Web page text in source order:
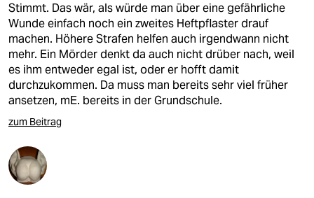
Stimmt. Das wär, als würde man über eine gefährliche
Wunde einfach noch ein zweites Heftpflaster drauf
machen. Höhere Strafen helfen auch irgendwann nicht
mehr. Ein Mörder denkt da auch nicht drüber nach, weil
es ihm entweder egal ist, oder er hofft damit
durchzukommen. Da muss man bereits sehr viel früher
ansetzen, mE. bereits in der Grundschule.
zum Beitrag